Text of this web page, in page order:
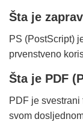
Šta je
PS (PostScript)
prvenstveno
Šta je PDF
PDF je
svom